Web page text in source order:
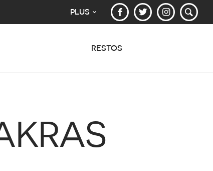
PLUS
RESTOS